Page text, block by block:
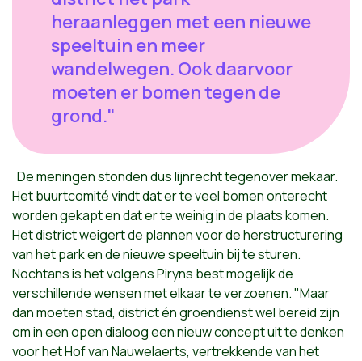
heraanleggen met een nieuwe
speeltuin en meer
wandelwegen. Ook daarvoor
moeten er bomen tegen de
grond."
De meningen stonden dus lijnrecht tegenover mekaar.
Het buurtcomité vindt dat er te veel bomen onterecht
worden gekapt en dat er te weinig in de plaats komen.
Het district weigert de plannen voor de herstructurering
van het park en de nieuwe speeltuin bij te sturen.
Nochtans is het volgens Piryns best mogelijk de
verschillende wensen met elkaar te verzoenen. "Maar
dan moeten stad, district én groendienst wel bereid zijn
om in een open dialoog een nieuw concept uit te denken
voor het Hof van Nauwelaerts, vertrekkende van het